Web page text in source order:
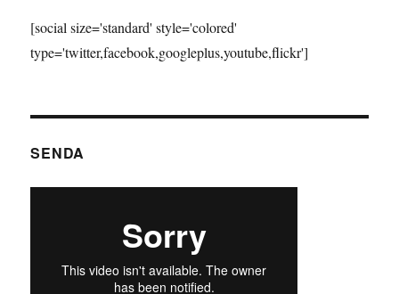
[social size='standard' style='colored'
type='twitter,facebook,googleplus,youtube,flickr']
SENDA